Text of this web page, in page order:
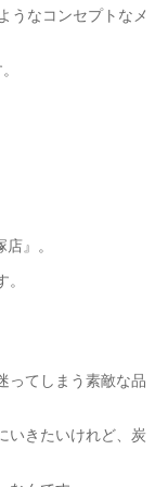
うなコンセプトなメ
』。
ってしまう素敵な品
いきたいけれど、炭